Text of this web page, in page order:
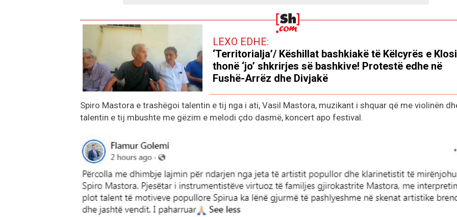
LEXO EDHE:
‘Territorialja’/ Këshillat bashkiakë të Këlcyrës e
thonë ‘jo’ shkrirjes së bashkive! Protestë edhe në
Fushë-Arrëz dhe Divjakë
Spiro Mastora e trashëgoi talentin e tij nga i ati, Vasil Mastora, muzikant i shquar që me violinën
talentin e tij mbushte me gëzim e melodi çdo dasmë, koncert apo festival.